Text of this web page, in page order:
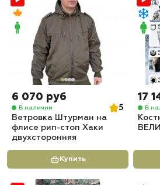
6 070 руб
В наличии
5
Ветровка Штурман на
флисе рип-стоп Хаки
двухсторонняя
Купить
17
В